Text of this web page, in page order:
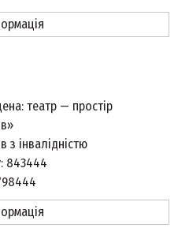
театр — простір
з інвалідністю
843444